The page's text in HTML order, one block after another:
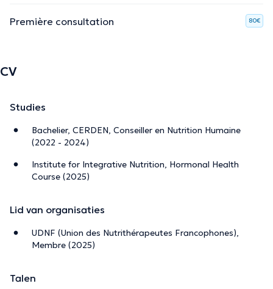
Première consultation 80€
CV
Studies
Bachelier, CERDEN, Conseiller en Nutrition Humaine
(2022 - 2024)
Institute for Integrative Nutrition, Hormonal Health
Course (2025)
Lid van organisaties
UDNF (Union des Nutrithérapeutes Francophones),
Membre (2025)
Talen